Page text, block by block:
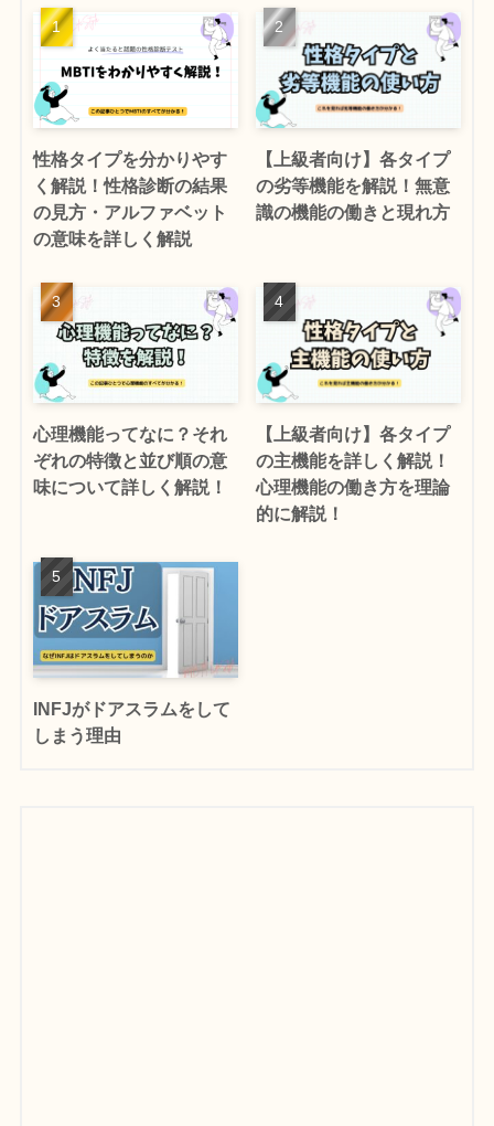
性格タイプを分かりやす
く解説！性格診断の結果
の見方・アルファベット
の意味を詳しく解説
【上級者向け】各タイプ
の劣等機能を解説！無意
識の機能の働きと現れ方
心理機能ってなに？それ
ぞれの特徴と並び順の意
味について詳しく解説！
【上級者向け】各タイプ
の主機能を詳しく解説！
心理機能の働き方を理論
的に解説！
INFJがドアスラムをして
しまう理由